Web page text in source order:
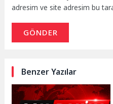
adresim ve site adresim bu
GÖNDER
Benzer Yazılar